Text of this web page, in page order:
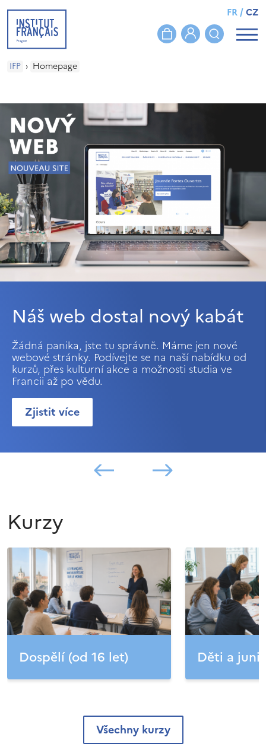
FR/CZ
IFP › Homepage
Náš web dostal nový kabát
Žádná panika, jste tu správně. Máme jen nové
webové stránky. Podívejte se na naší nabídku od
kurzů, přes kulturní akce a možnosti studia ve
Francii až po vědu.
Zjistit více
Kurzy
Dospělí (od 16 let) Děti a
Všechny kurzy